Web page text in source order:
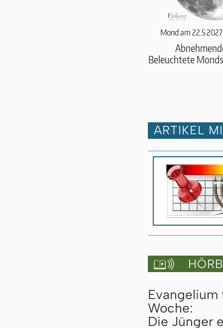
Mond am
Beleuchtete
ARTIKEL

Evangelium
Woche:
Die Jünger